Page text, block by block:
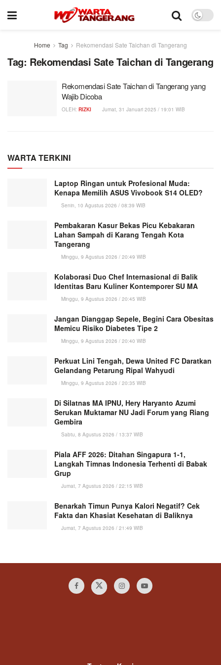
Home Tag Rekomendasi Sate Taichan di Tangerang
Tag: Rekomendasi Sate Taichan di Tangerang
Rekomendasi Sate Taichan di Tangerang yang
Wajib Dicoba
OLEH: RIZKI Jumat, 31 Januari 2025 / 19:01 WIB
WARTA TERKINI
Laptop Ringan untuk Profesional Muda:
Kenapa Memilih ASUS Vivobook S14 OLED?
Senin, 10 Agustus 2026 / 08:39 WIB
Pembakaran Kasur Bekas Picu Kebakaran
Lahan Sampah di Karang Tengah Kota
Tangerang
Minggu, 9 Agustus 2026 / 20:49 WIB
Kolaborasi Duo Chef Internasional di Balik
Identitas Baru Kuliner Kontemporer SU MA
Minggu, 9 Agustus 2026 / 20:45 WIB
Jangan Dianggap Sepele, Begini Cara Obesitas
Memicu Risiko Diabetes Tipe 2
Minggu, 9 Agustus 2026 / 20:40 WIB
Perkuat Lini Tengah, Dewa United FC Daratkan
Gelandang Petarung Ripal Wahyudi
Minggu, 9 Agustus 2026 / 20:35 WIB
Di Silatnas MA IPNU, Hery Haryanto Azumi
Serukan Muktamar NU Jadi Forum yang Riang
Gembira
Sabtu, 8 Agustus 2026 / 13:37 WIB
Piala AFF 2026: Ditahan Singapura 1-1,
Langkah Timnas Indonesia Terhenti di Babak
Grup
Jumat, 7 Agustus 2026 / 22:15 WIB
Benarkah Timun Punya Kalori Negatif? Cek
Fakta dan Khasiat Kesehatan di Baliknya
Jumat, 7 Agustus 2026 / 21:49 WIB